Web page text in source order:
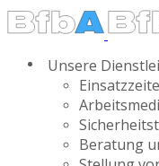
Unsere
Beratung